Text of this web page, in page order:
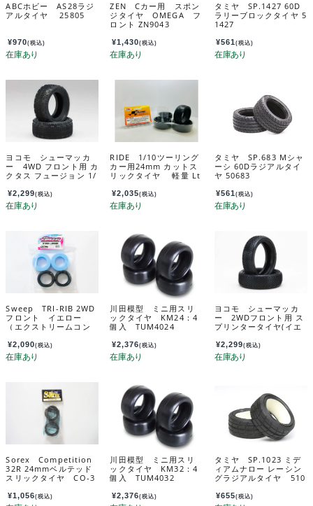
ABCホビー AS28ラジ
アルタイヤ 25805
¥970(税込)
ZEN Cカー用 スポン
ジタイヤ OMEGA フ
ロント ZN9043
¥1,430(税込)
タミヤ SP.1427 60D
ラリーブロックタイヤ 5
1427
¥561(税込)
ヨコモ シューマッカ
ー 4WD フロント用 カ
クタス フュージョン 1/
AU-6855B
¥2,299(税込)
RIDE 1/10ツーリング
カー用24mm カットス
リックタイヤ 軽量 Lt
り 34125
¥2,035(税込)
タミヤ SP.683 Mシャ
ーシ 60Dラジアルタイ
ヤ 50683
¥561(税込)
Sweep TRI-RIB 2WD
フロント イエロー
（エクストリームコン
ープンセルインナー
付 SW-120Y
¥2,090(税込)
川田模型 ミニ用スリ
ックタイヤ KM24：4
個入 TUM4024
¥2,376(税込)
ヨコモ シューマッカ
ー 2WDフロント用 ス
プリンタータイヤ(イエ
¥2,299(税込)
Sorex Competition
32R 24mmベルテッド
スリックタイヤ CO-3
¥1,056(税込)
川田模型 ミニ用スリ
ックタイヤ KM32：4
個入 TUM4032
¥2,376(税込)
タミヤ SP.1023 ミデ
ィアムナロー レーシン
グラジアルタイヤ 510
¥655(税込)